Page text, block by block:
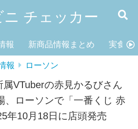
ニ チェッカー
報 新商品情報まとめ 実食レ
報 ローソン
VTuberの赤見かるびさん
、ローソンで「一番くじ 赤
年10月18日に店頭発売